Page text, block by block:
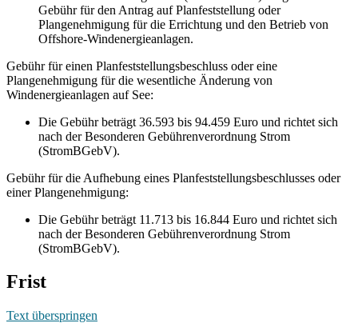
Gebühr für den Antrag auf Planfeststellung oder
Plangenehmigung für die Errichtung und den Betrieb von
Offshore-Windenergieanlagen.
Gebühr für einen Planfeststellungsbeschluss oder eine
Plangenehmigung für die wesentliche Änderung von
Windenergieanlagen auf See:
Die Gebühr beträgt 36.593 bis 94.459 Euro und richtet sich
nach der Besonderen Gebührenverordnung Strom
(StromBGebV).
Gebühr für die Aufhebung eines Planfeststellungsbeschlusses oder
einer Plangenehmigung:
Die Gebühr beträgt 11.713 bis 16.844 Euro und richtet sich
nach der Besonderen Gebührenverordnung Strom
(StromBGebV).
Frist
Text überspringen